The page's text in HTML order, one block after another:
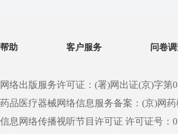
帮助 客户服务 问卷
网络出版服务许可证：(署)网出证(京)字第
药品医疗器械网络信息服务备案：(京)网
信息网络传播视听节目许可证 许可证号：